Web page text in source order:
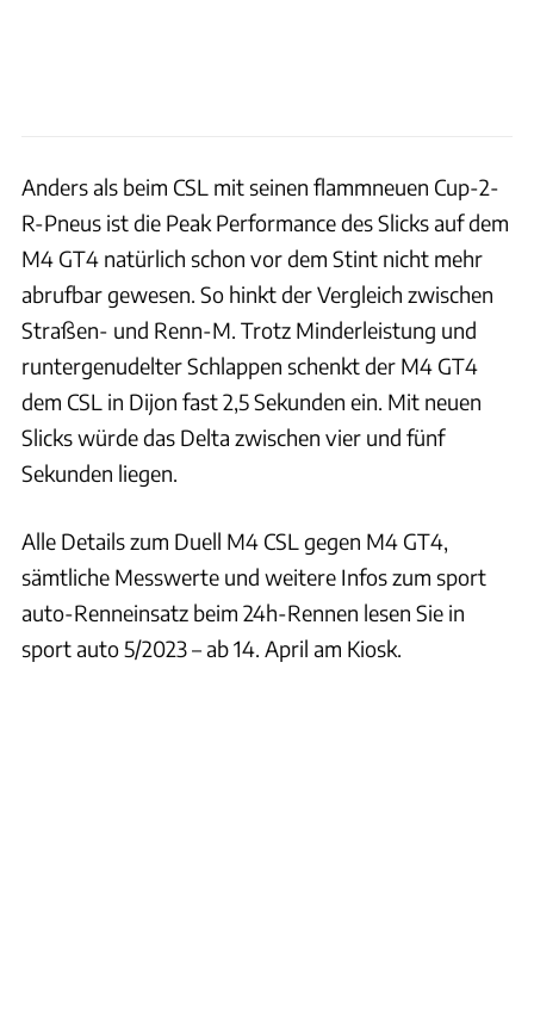
Anders als beim CSL mit seinen flammneuen Cup-2-
R-Pneus ist die Peak Performance des Slicks auf dem
M4 GT4 natürlich schon vor dem Stint nicht mehr
abrufbar gewesen. So hinkt der Vergleich zwischen
Straßen- und Renn-M. Trotz Minderleistung und
runtergenudelter Schlappen schenkt der M4 GT4
dem CSL in Dijon fast 2,5 Sekunden ein. Mit neuen
Slicks würde das Delta zwischen vier und fünf
Sekunden liegen.
Alle Details zum Duell M4 CSL gegen M4 GT4,
sämtliche Messwerte und weitere Infos zum sport
auto-Renneinsatz beim 24h-Rennen lesen Sie in
sport auto 5/2023 – ab 14. April am Kiosk.